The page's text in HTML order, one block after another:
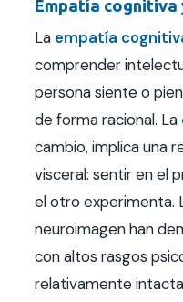
Empatía
La empatía
comprender
persona siente o
de forma racional. La
cambio, implica una
visceral: sentir en el
el otro experimenta.
neuroimagen han
con altos rasgos
relativamente